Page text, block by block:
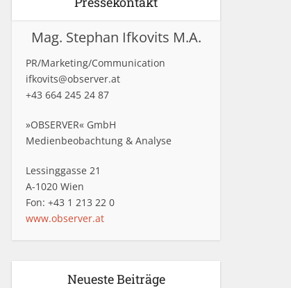
Mag. Stephan Ifkovits M.A.
PR/Marketing/Communication
ifkovits@observer.at
+43 664 245 24 87
»OBSERVER« GmbH
Medienbeobachtung & Analyse
Lessinggasse 21
A-1020 Wien
Fon: +43 1 213 22 0
www.observer.at
Neueste Beiträge